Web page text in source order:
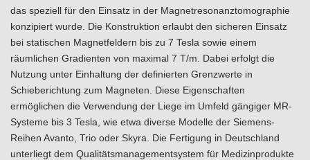
das speziell für den Einsatz in der Magnetresonanztomographie
konzipiert wurde. Die Konstruktion erlaubt den sicheren Einsatz
bei statischen Magnetfeldern bis zu 7 Tesla sowie einem
räumlichen Gradienten von maximal 7 T/m. Dabei erfolgt die
Nutzung unter Einhaltung der definierten Grenzwerte in
Schieberichtung zum Magneten. Diese Eigenschaften
ermöglichen die Verwendung der Liege im Umfeld gängiger MR-
Systeme bis 3 Tesla, wie etwa diverse Modelle der Siemens-
Reihen Avanto, Trio oder Skyra. Die Fertigung in Deutschland
unterliegt dem Qualitätsmanagementsystem für Medizinprodukte